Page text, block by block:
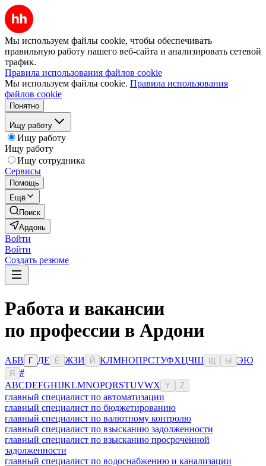
Мы используем файлы cookie, чтобы обеспечивать
правильную работу нашего веб-сайта и анализировать сетевой
трафик.
Правила использования файлов cookie
Мы используем файлы cookie. Правила использования
файлов cookie
Понятно
Ищу работу
Ищу работу
Ищу работу
Ищу сотрудника
Сервисы
Помощь
Ещё
Поиск
Ардонь
Войти
Войти
Создать резюме
Работа и вакансии
по профессии в Ардони
АБВ Г ДЕ Ё ЖЗИ Й КЛМНОПРСТУФХЦЧШ Ы ЭЮ
Я
#
ABCDEFGHIJKLMNOPQRSTUVWX Y Z
главный специалист по автоматизации
главный специалист по бюджетированию
главный специалист по валютному контролю
главный специалист по взысканию задолженности
главный специалист по взысканию просроченной
задолженности
главный специалист по водоснабжению и канализации